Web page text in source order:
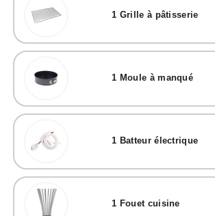
1 Grille à pâtisserie
1 Moule à manqué
1 Batteur électrique
1 Fouet cuisine